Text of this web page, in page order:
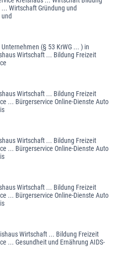
Wirtschaft Gründung und
(§ 53 KrWG ... ) in
Wirtschaft ... Bildung Freizeit
Wirtschaft ... Bildung Freizeit
... Bürgerservice Online-Dienste Auto
Wirtschaft ... Bildung Freizeit
... Bürgerservice Online-Dienste Auto
Wirtschaft ... Bildung Freizeit
... Bürgerservice Online-Dienste Auto
Wirtschaft ... Bildung Freizeit
... Gesundheit und Ernährung AIDS-